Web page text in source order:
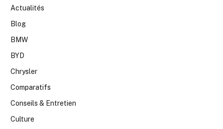
Actualités
Blog
BMW
BYD
Chrysler
Comparatifs
Conseils & Entretien
Culture